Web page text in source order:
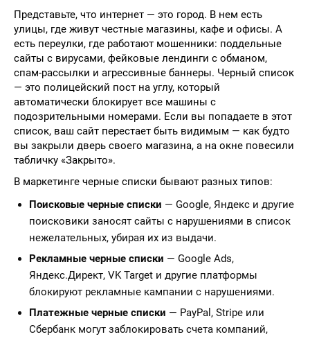
Представьте, что интернет — это город. В нем есть
улицы, где живут честные магазины, кафе и офисы. А
есть переулки, где работают мошенники: поддельные
сайты с вирусами, фейковые лендинги с обманом,
спам-рассылки и агрессивные баннеры. Черный список
— это полицейский пост на углу, который
автоматически блокирует все машины с
подозрительными номерами. Если вы попадаете в этот
список, ваш сайт перестает быть видимым — как будто
вы закрыли дверь своего магазина, а на окне повесили
табличку «Закрыто».
В маркетинге черные списки бывают разных типов:
Поисковые черные списки — Google, Яндекс и другие
поисковики заносят сайты с нарушениями в список
нежелательных, убирая их из выдачи.
Рекламные черные списки — Google Ads,
Яндекс.Директ, VK Target и другие платформы
блокируют рекламные кампании с нарушениями.
Платежные черные списки — PayPal, Stripe или
Сбербанк могут заблокировать счета компаний,